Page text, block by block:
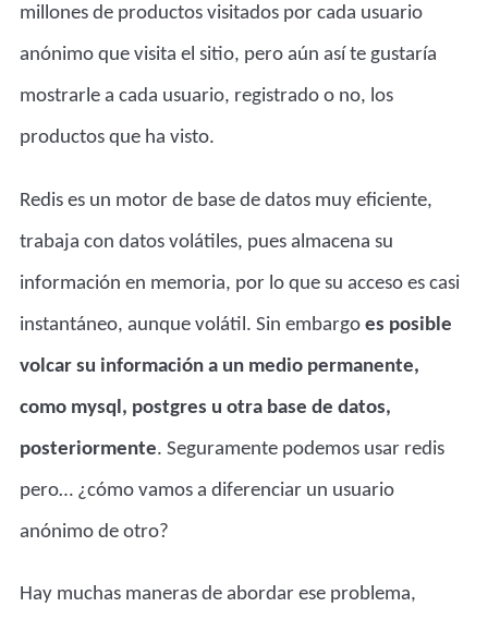
millones de productos visitados por cada usuario
anónimo que visita el sitio, pero aún así te gustaría
mostrarle a cada usuario, registrado o no, los
productos que ha visto.
Redis es un motor de base de datos muy eficiente,
trabaja con datos volátiles, pues almacena su
información en memoria, por lo que su acceso es casi
instantáneo, aunque volátil. Sin embargo es posible
volcar su información a un medio permanente,
como mysql, postgres u otra base de datos,
posteriormente. Seguramente podemos usar redis
pero… ¿cómo vamos a diferenciar un usuario
anónimo de otro?
Hay muchas maneras de abordar ese problema,